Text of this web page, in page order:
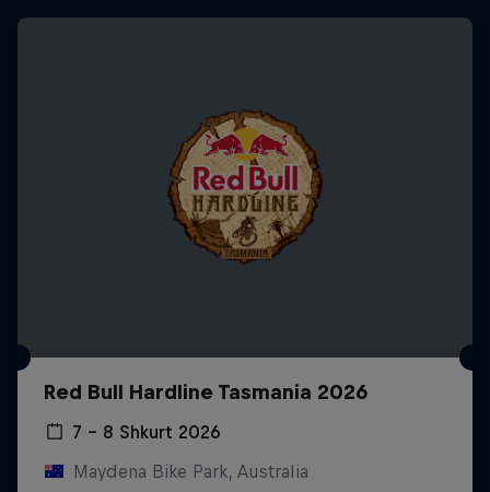
Red Bull Hardline Tasmania 2026
7 – 8 Shkurt 2026
Maydena Bike Park, Australia